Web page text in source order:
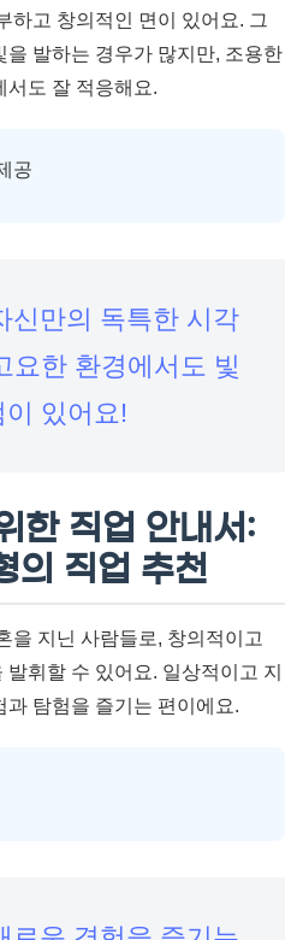
하고 창의적인 면이 있어요. 그
을 발하는 경우가 많지만, 조용한
서도 잘 적응해요.
공
신만의 독특한 시각
요한 환경에서도 빛
있어요!
한 직업 안내서:
의 직업 추천
을 지닌 사람들로, 창의적이고
휘할 수 있어요. 일상적이고 지
탐험을 즐기는 편이에요.